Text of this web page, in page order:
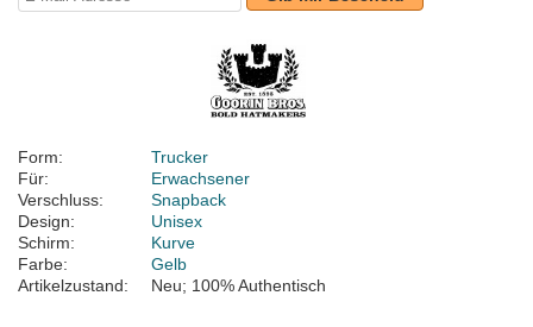
Form:
Trucker
Für:
Erwachsener
Verschluss:
Snapback
Design:
Unisex
Schirm:
Kurve
Farbe:
Gelb
Artikelzustand:
Neu; 100% Authentisch